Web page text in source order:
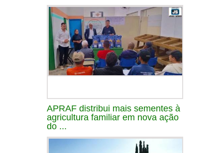
APRAF distribui mais sementes à
agricultura familiar em nova ação
do ...